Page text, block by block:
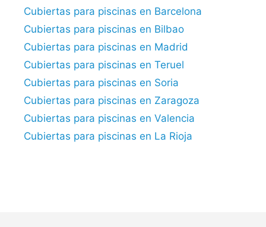
Cubiertas para piscinas en Barcelona
Cubiertas para piscinas en Bilbao
Cubiertas para piscinas en Madrid
Cubiertas para piscinas en Teruel
Cubiertas para piscinas en Soria
Cubiertas para piscinas en Zaragoza
Cubiertas para piscinas en Valencia
Cubiertas para piscinas en La Rioja